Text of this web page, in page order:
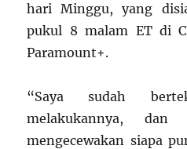
hari Minggu, yang
pukul 8 malam ET di
Paramount+.
“Saya sudah
melakukannya,
mengecewakan siapa